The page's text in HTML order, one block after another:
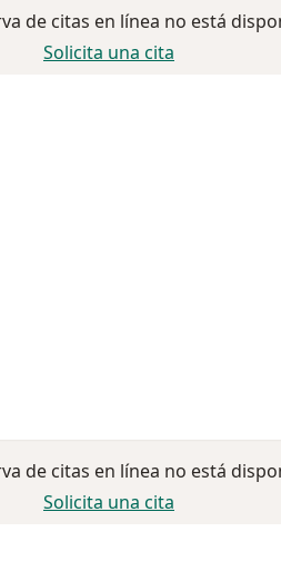
de citas en línea no está
Solicita una cita
de citas en línea no está
Solicita una cita